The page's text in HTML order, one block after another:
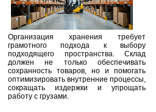
Организация хранения требует
грамотного подхода к выбору
подходящего пространства. Склад
должен не только обеспечивать
сохранность товаров, но и помогать
оптимизировать внутренние процессы,
сокращать издержки и упрощать
работу с грузами.